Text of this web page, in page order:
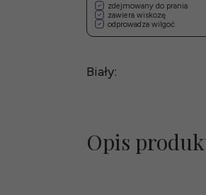
zdejmowany do prania
zawiera wiskozę
odprowadza wilgoć
Biały:
Opis